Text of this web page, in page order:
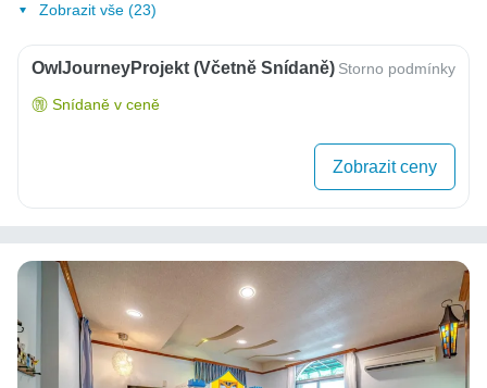
Zobrazit vše (23)
OwlJourneyProjekt (včetně Snídaně) Storno podmínky
Snídaně v ceně
Zobrazit ceny